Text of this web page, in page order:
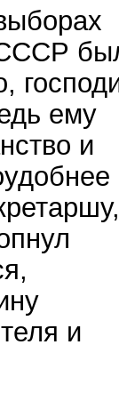
СССР
ему
и
и